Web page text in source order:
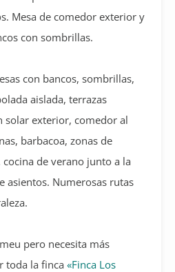
Mesa de comedor exterior y
con sombrillas.
con bancos, sombrillas,
aislada, terrazas
solar exterior, comedor al
barbacoa, zonas de
de verano junto a la
asientos. Numerosas rutas
pero necesita más
toda la finca «Finca Los